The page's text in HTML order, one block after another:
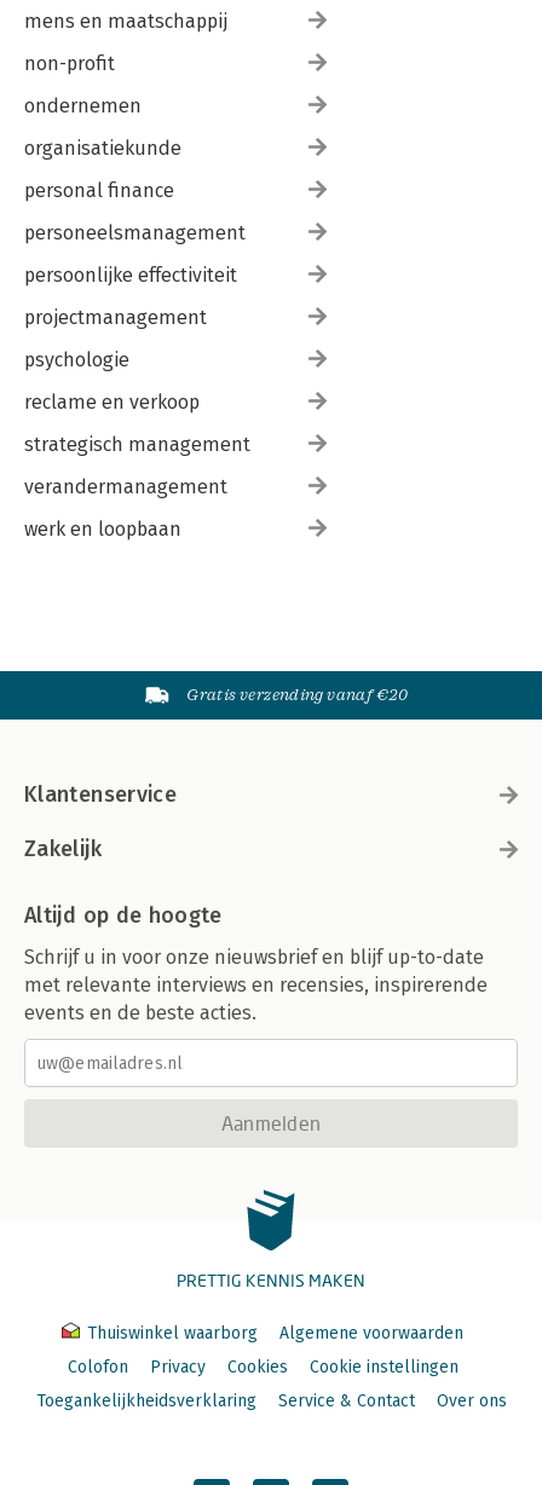
mens en maatschappij
non-profit
ondernemen
organisatiekunde
personal finance
personeelsmanagement
persoonlijke effectiviteit
projectmanagement
psychologie
reclame en verkoop
strategisch management
verandermanagement
werk en loopbaan
Gratis verzending vanaf €20
Klantenservice
Zakelijk
Altijd op de hoogte
Schrijf u in voor onze nieuwsbrief en blijf up-to-date
met relevante interviews en recensies, inspirerende
events en de beste acties.
Aanmelden
PRETTIG KENNIS MAKEN
Thuiswinkel waarborg
Algemene voorwaarden
Colofon
Privacy Cookies
Cookie instellingen
Toegankelijkheidsverklaring
Service & Contact Over ons